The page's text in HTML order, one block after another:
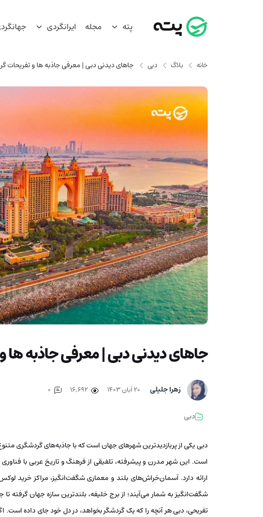
پته مجله ایرانگردی
خانه بلاگ دبی جاهای دیدنی دبی | معرفی جاذبه ها و تفریحات
جاهای دیدنی دبی | معرفی جاذبه
زهرا جلیلی ۲۰ آبان ۱۴۰۳ 16,692
دبی
دبی یکی از پربازدیدترین شهرهای جهان است که با جاذبه‌های گردشگری
است. این شهر مدرن و پیشرفته، تلفیقی از فرهنگ و تاریخ عربی با
ارائه دارد. آسمان‌خراش‌های بلند و معماری شگفت‌انگیز، مراکز خرید
شگفت‌انگیز به شمار می‌آیند؛ از برج خلیفه، بلندترین سازه‌ جهان گرفته
تفریحی، دبی هر آنچه را که یک گردشگر بخواهد، در دل خود جای داده است.